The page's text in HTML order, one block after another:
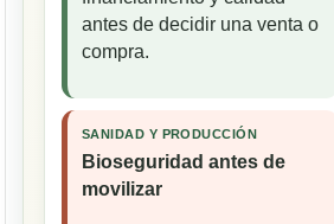
antes de decidir una venta o
compra.
SANIDAD Y PRODUCCIÓN
Bioseguridad antes de
movilizar